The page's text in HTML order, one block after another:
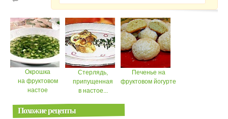
Окрошка
на фруктовом
настое
Стерлядь,
припущенная
в настое...
Печенье на
фруктовом йогурте
Похожие рецепты